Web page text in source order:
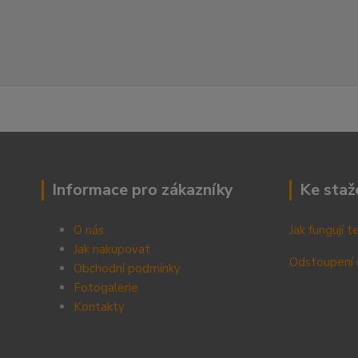
Informace pro zákazníky
O nás
Jak nakupovat
Obchodní podmínky
Fotogalerie
Kontakty
Ke
Jak fungují
Odstoupení